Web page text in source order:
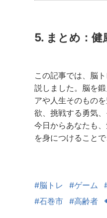
5. まとめ：健
この記事では、脳
説しました。脳を
アや人生そのもの
欲、挑戦する勇気
今日からあなたも
を身につけること
#脳トレ #ゲーム
#石巻市 #高齢者